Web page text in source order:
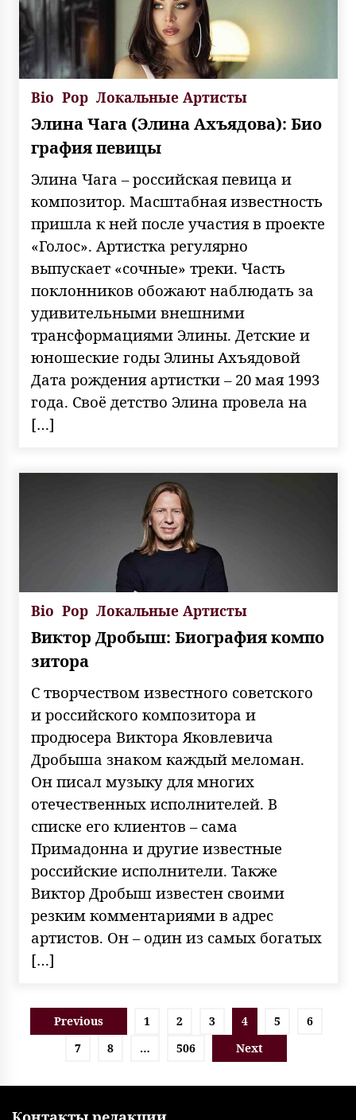
Bio Pop Локальные Артисты
Элина Чага (Элина Ахъядова): Био
графия певицы
Элина Чага – российская певица и
композитор. Масштабная известность
пришла к ней после участия в проекте
«Голос». Артистка регулярно
выпускает «сочные» треки. Часть
поклонников обожают наблюдать за
удивительными внешними
трансформациями Элины. Детские и
юношеские годы Элины Ахъядовой
Дата рождения артистки – 20 мая 1993
года. Своё детство Элина провела на
[…]
Bio Pop Локальные Артисты
Виктор Дробыш: Биография компо
зитора
С творчеством известного советского
и российского композитора и
продюсера Виктора Яковлевича
Дробыша знаком каждый меломан.
Он писал музыку для многих
отечественных исполнителей. В
списке его клиентов – сама
Примадонна и другие известные
российские исполнители. Также
Виктор Дробыш известен своими
резким комментариями в адрес
артистов. Он – один из самых богатых
[…]
Пагинация
записей
Previous 1 2 3 4 5
6
7
8 … 506 Next